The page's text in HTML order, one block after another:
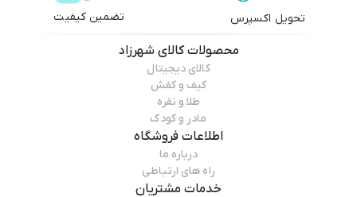
تحویل اکسپرس تضمین کیفیت
محصولاتکالای شهرزاد
کالای دیجیتال
کیف و کفش
طلا و نقره
مادر و کودک
اطلاعات فروشگاه
درباره ما
راه های ارتباطی
خدمات مشتریان